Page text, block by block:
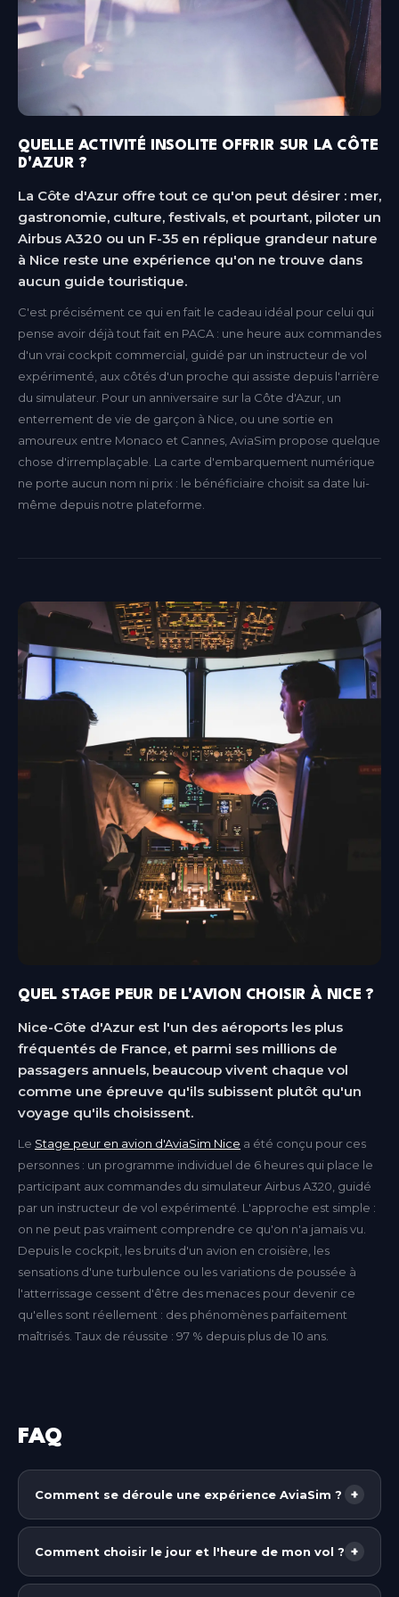
QUELLE ACTIVITÉ INSOLITE OFFRIR SUR LA CÔTE
D'AZUR ?
La Côte d'Azur offre tout ce qu'on peut désirer : mer,
gastronomie, culture, festivals, et pourtant, piloter un
Airbus A320 ou un F-35 en réplique grandeur nature
à Nice reste une expérience qu'on ne trouve dans
aucun guide touristique.
C'est précisément ce qui en fait le cadeau idéal pour celui qui
pense avoir déjà tout fait en PACA : une heure aux commandes
d'un vrai cockpit commercial, guidé par un instructeur de vol
expérimenté, aux côtés d'un proche qui assiste depuis l'arrière
du simulateur. Pour un anniversaire sur la Côte d'Azur, un
enterrement de vie de garçon à Nice, ou une sortie en
amoureux entre Monaco et Cannes, AviaSim propose quelque
chose d'irremplaçable. La carte d'embarquement numérique
ne porte aucun nom ni prix : le bénéficiaire choisit sa date lui-
même depuis notre plateforme.
QUEL STAGE PEUR DE L'AVION CHOISIR À NICE ?
Nice-Côte d'Azur est l'un des aéroports les plus
fréquentés de France, et parmi ses millions de
passagers annuels, beaucoup vivent chaque vol
comme une épreuve qu'ils subissent plutôt qu'un
voyage qu'ils choisissent.
Le Stage peur en avion d'AviaSim Nice a été conçu pour ces
personnes : un programme individuel de 6 heures qui place le
participant aux commandes du simulateur Airbus A320, guidé
par un instructeur de vol expérimenté. L'approche est simple :
on ne peut pas vraiment comprendre ce qu'on n'a jamais vu.
Depuis le cockpit, les bruits d'un avion en croisière, les
sensations d'une turbulence ou les variations de poussée à
l'atterrissage cessent d'être des menaces pour devenir ce
qu'elles sont réellement : des phénomènes parfaitement
maîtrisés. Taux de réussite : 97 % depuis plus de 10 ans.
FAQ
Comment se déroule une expérience AviaSim ? +
Chez AviaSim, vous prenez place dans un cockpit
grandeur nature, réplique exacte de l'appareil que
ligne partout en France et, selon les centres,
Comment choisir le jour et l'heure de mon vol ? +
Chez AviaSim, vous n'avez pas besoin de fixer une